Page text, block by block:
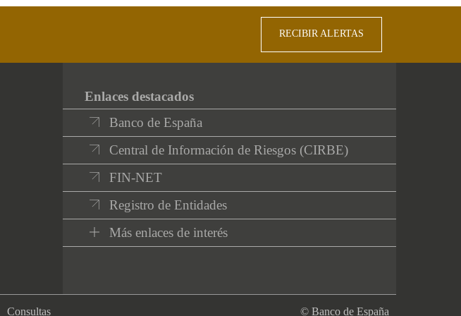
RECIBIR ALERTAS
Enlaces destacados
Banco de España
Central de Información de Riesgos (CIRBE)
FIN-NET
Registro de Entidades
Más enlaces de interés
Consultas © Banco de España